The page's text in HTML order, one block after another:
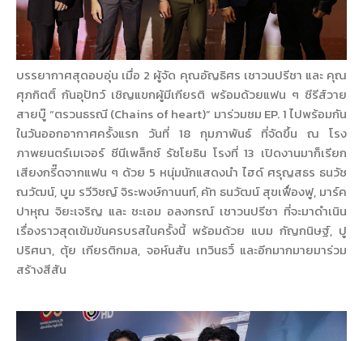
บรรยากาศสุดอบอุ่น เมื่อ 2 ผู้จัด คุณอัญธิศร เชาวนปรีชา และ คุณ
ศุภกิตติ์ กันอุปัทว์ เชิญแขกผู้มีเกียรติ พร้อมด้วยแฟน ๆ ซีรีส์วาย
สายบู๊ “ตรวนธรณี (Chains of heart)” มาร่วมชม EP. 1 ไปพร้อมกัน
ในวันออกอากาศครั้งแรก วันที่ 18 กุมภาพันธ์ ที่จัดขึ้น ณ โรง
ภาพยนตร์เมเจอร์ ซีนีเพล็กซ์ รัชโยธิน โรงที่ 13 เปิดงานมาก็เรียก
เสียงกรี๊ดจากแฟน ๆ ด้วย 5 หนุ่มนักแสดงนำ ไฮด์ ศรุญสธร ธนวัช
ณวัฒน์, บูม รวีวิชญ์ จิระพงษ์กานนท์, คัท ธนวัฒน์ สุขเฟื่องฟู, มาร์ค
ปาหุณ จิยะเจริญ และ ชะเอม อลงกรณ์ เชาวนปรีชา ที่จะมาดำเนิน
เรื่องราวสุดเข้มข้นครบรสในครั้งนี้ พร้อมด้วย แบม กัญกนิษฐ์, ปู
ปริศนา, ตุ้ย เกียรติกมล, จอห์นสัน เทวินธวิ์ และอีกมากมายมาร่วม
สร้างสีสัน